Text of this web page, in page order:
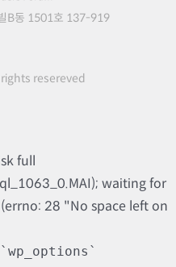
B동 1501호 137-919
resereved
full
waiting for
28 "No space left on
`wp_options`